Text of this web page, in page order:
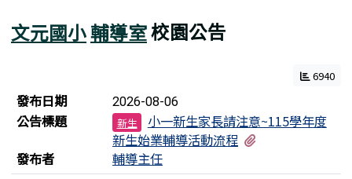
文元國小輔導室校園公告
6940
新聞列表
發布日期 2026-08-06
公告標題 新生
小一新生家長請注意~115學年度
新生始業輔導活動流程
發布者
輔導主任